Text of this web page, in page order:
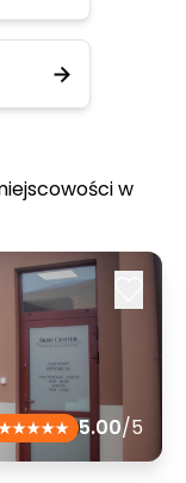
w
5.00/5